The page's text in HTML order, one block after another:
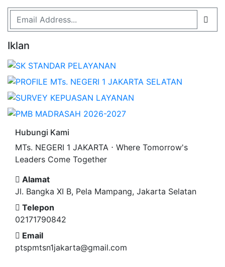
Iklan
Hubungi Kami
MTs. NEGERI 1 JAKARTA ⋅ Where Tomorrow's
Leaders Come Together
Alamat
Jl. Bangka XI B, Pela Mampang, Jakarta Selatan
Telepon
02171790842
Email
ptspmtsn1jakarta@gmail.com